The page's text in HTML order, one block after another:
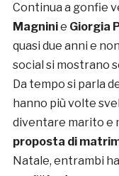
Continua a gonfie
Magninie Giorgia
quasi due anni e
social si mostrano
Da tempo si parla
hanno più volte
diventare marito e
proposta di
Natale, entrambi